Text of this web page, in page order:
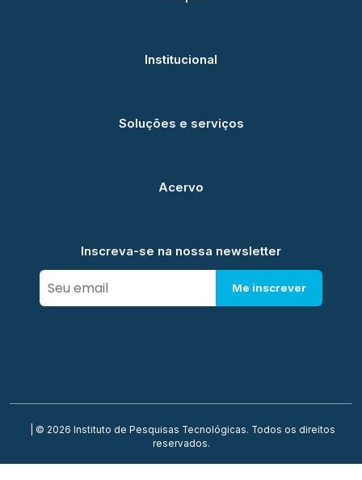
Institucional
Soluções e serviços
Acervo
Inscreva-se na nossa newsletter
Me inscrever
| © 2026 Instituto de Pesquisas Tecnológicas. Todos os direitos
reservados.